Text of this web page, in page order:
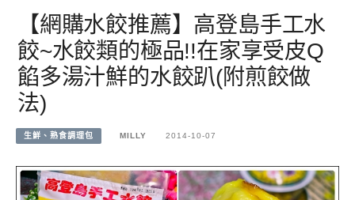
【網購水餃推薦】高登島手工水
餃~水餃類的極品!!在家享受皮Q
餡多湯汁鮮的水餃趴(附煎餃做
法)
生鮮、熟食調理包 MILLY 2014-10-07